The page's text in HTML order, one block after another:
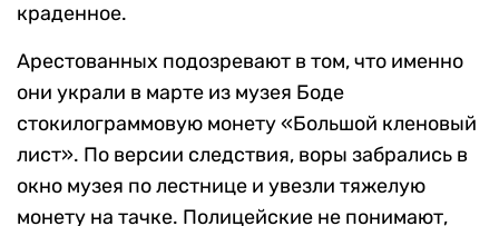
краденное.
Арестованных подозревают в том, что именно
они украли в марте из музея Боде
стокилограммовую монету «Большой кленовый
лист». По версии следствия, воры забрались в
окно музея по лестнице и увезли тяжелую
монету на тачке. Полицейские не понимают,